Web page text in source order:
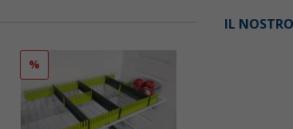
IL
%